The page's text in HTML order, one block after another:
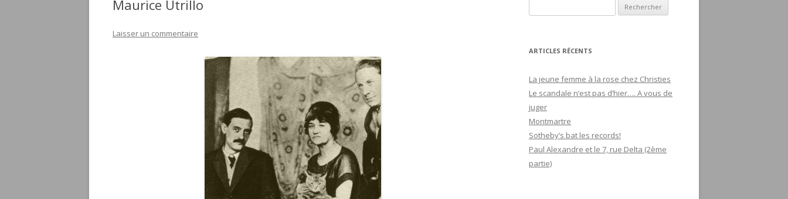
Maurice Utrillo
Laisser un commentaire
e
h
r
c
h
e
r
ARTICLES RÉCENTS
La jeune femme à la rose chez Christies
Le scandale n’est pas d’hier…. A vous de
juger
Montmartre
Sotheby’s bat les records!
Paul Alexandre et le 7, rue Delta (2ème
partie)